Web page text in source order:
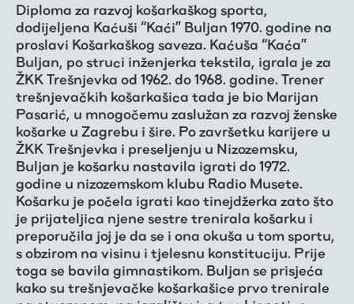
Diploma za razvoj košarkaškog sporta,
dodijeljena Kaćuši “Kaći” Buljan 1970. godine na
proslavi Košarkaškog saveza. Kaćuša “Kaća”
Buljan, po struci inženjerka tekstila, igrala je za
ŽKK Trešnjevka od 1962. do 1968. godine. Trener
trešnjevačkih košarkašica tada je bio Marijan
Pasarić, u mnogočemu zaslužan za razvoj ženske
košarke u Zagrebu i šire. Po završetku karijere u
ŽKK Trešnjevka i preseljenju u Nizozemsku,
Buljan je košarku nastavila igrati do 1972.
godine u nizozemskom klubu Radio Musete.
Košarku je počela igrati kao tinejdžerka zato što
je prijateljica njene sestre trenirala košarku i
preporučila joj je da se i ona okuša u tom sportu,
s obzirom na visinu i tjelesnu konstituciju. Prije
toga se bavila gimnastikom. Buljan se prisjeća
kako su trešnjevačke košarkašice prvo trenirale